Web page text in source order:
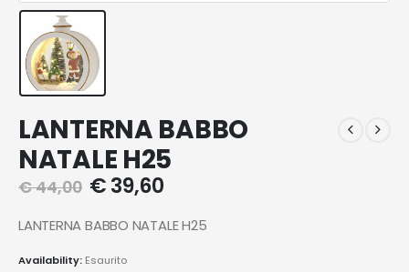
LANTERNA BABBO
NATALE H25
€44,00 €39,60
LANTERNA BABBO NATALE H25
Availability: Esaurito